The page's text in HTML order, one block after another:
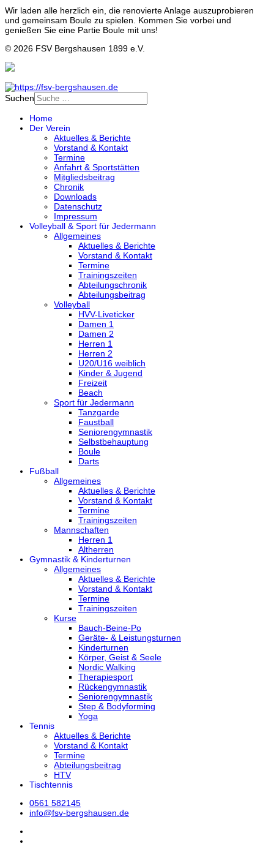
Wir laden alle herzlich ein, die renovierte Anlage auszuprobieren
und gemeinsam Boule zu spielen. Kommen Sie vorbei und
genießen Sie eine Partie Boule mit uns!
© 2026 FSV Bergshausen 1899 e.V.
Suchen
Home
Der Verein
Aktuelles & Berichte
Vorstand & Kontakt
Termine
Anfahrt & Sportstätten
Mitgliedsbeitrag
Chronik
Downloads
Datenschutz
Impressum
Volleyball & Sport für Jedermann
Allgemeines
Aktuelles & Berichte
Vorstand & Kontakt
Termine
Trainingszeiten
Abteilungschronik
Abteilungsbeitrag
Volleyball
HVV-Liveticker
Damen 1
Damen 2
Herren 1
Herren 2
U20/U16 weiblich
Kinder & Jugend
Freizeit
Beach
Sport für Jedermann
Tanzgarde
Faustball
Seniorengymnastik
Selbstbehauptung
Boule
Darts
Fußball
Allgemeines
Aktuelles & Berichte
Vorstand & Kontakt
Termine
Trainingszeiten
Mannschaften
Herren 1
Altherren
Gymnastik & Kinderturnen
Allgemeines
Aktuelles & Berichte
Vorstand & Kontakt
Termine
Trainingszeiten
Kurse
Bauch-Beine-Po
Geräte- & Leistungsturnen
Kinderturnen
Körper, Geist & Seele
Nordic Walking
Therapiesport
Rückengymnastik
Seniorengymnastik
Step & Bodyforming
Yoga
Tennis
Aktuelles & Berichte
Vorstand & Kontakt
Termine
Abteilungsbeitrag
HTV
Tischtennis
0561 582145
info@fsv-bergshausen.de